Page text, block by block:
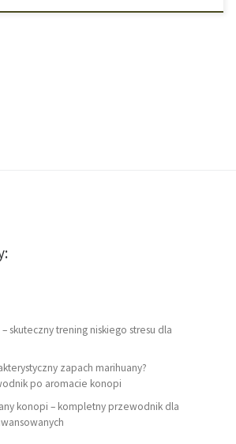
skuteczny trening niskiego stresu dla
zapach marihuany?
po aromacie konopi
konopi – kompletny przewodnik dla